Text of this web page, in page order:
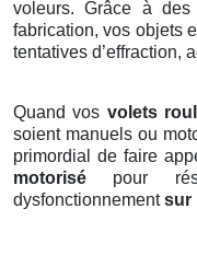
voleurs. Grâce à
fabrication, vos objets
tentatives d’effraction,
Quand vos volets
soient manuels ou
primordial de faire
motorisé pour
dysfonctionnementsur